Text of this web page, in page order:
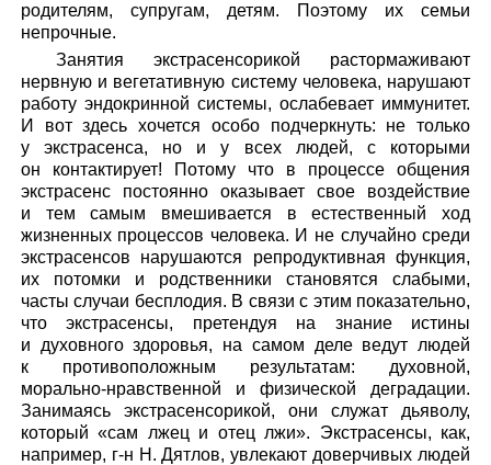
родителям, супругам, детям. Поэтому их семьи
непрочные.
Занятия экстрасенсорикой растормаживают
нервную и вегетативную систему человека, нарушают
работу эндокринной системы, ослабевает иммунитет.
И вот здесь хочется особо подчеркнуть: не только
у экстрасенса, но и у всех людей, с которыми
он контактирует! Потому что в процессе общения
экстрасенс постоянно оказывает свое воздействие
и тем самым вмешивается в естественный ход
жизненных процессов человека. И не случайно среди
экстрасенсов нарушаются репродуктивная функция,
их потомки и родственники становятся слабыми,
часты случаи бесплодия. В связи с этим показательно,
что экстрасенсы, претендуя на знание истины
и духовного здоровья, на самом деле ведут людей
к противоположным результатам: духовной,
морально-нравственной и физической деградации.
Занимаясь экстрасенсорикой, они служат дьяволу,
который «сам лжец и отец лжи». Экстрасенсы, как,
например, г-н Н. Дятлов, увлекают доверчивых людей